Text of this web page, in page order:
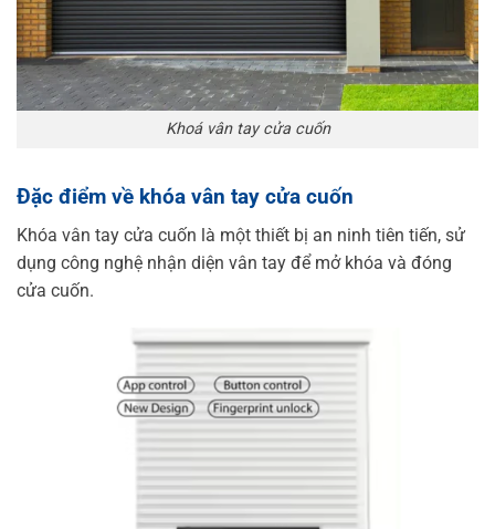
Khoá vân tay cửa cuốn
Đặc điểm về khóa vân tay cửa cuốn
Khóa vân tay cửa cuốn là một thiết bị an ninh tiên tiến, sử
dụng công nghệ nhận diện vân tay để mở khóa và đóng
cửa cuốn.